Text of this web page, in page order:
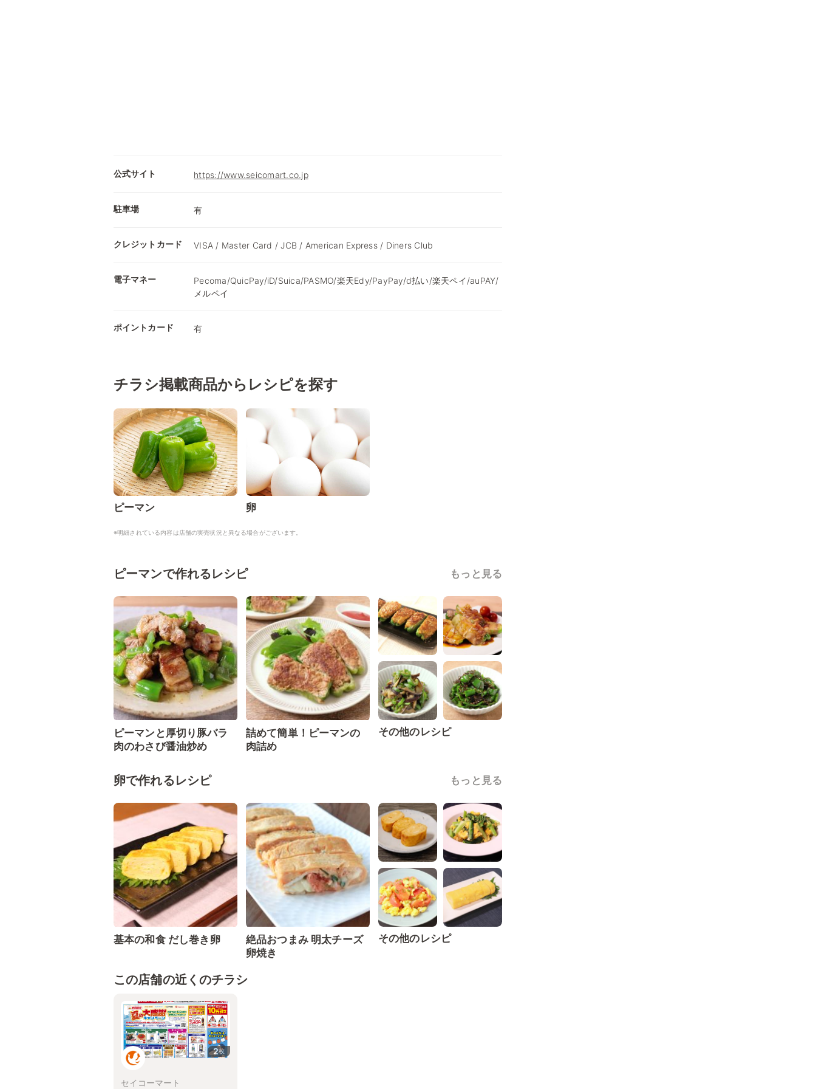
公式サイト https://www.seicomart.co.jp
駐車場 有
クレジットカード VISA / Master Card / JCB / American Express / Diners Club
電子マネー
Pecoma/QuicPay/iD/Suica/PASMO/楽天Edy/PayPay/d払い/楽天ペイ/auPAY/
メルペイ
ポイントカード 有
チラシ掲載商品からレシピを探す
ピーマン 卵
※明細されている内容は店舗の実売状況と異なる場合がございます。
ピーマンで作れるレシピ もっと見る
ピーマンと厚切り豚バラ
肉のわさび醤油炒め
詰めて簡単！ピーマンの
肉詰め
その他のレシピ
卵で作れるレシピ もっと見る
基本の和食 だし巻き卵
絶品おつまみ 明太チーズ
卵焼き
その他のレシピ
この店舗の近くのチラシ
2枚
セイコーマート